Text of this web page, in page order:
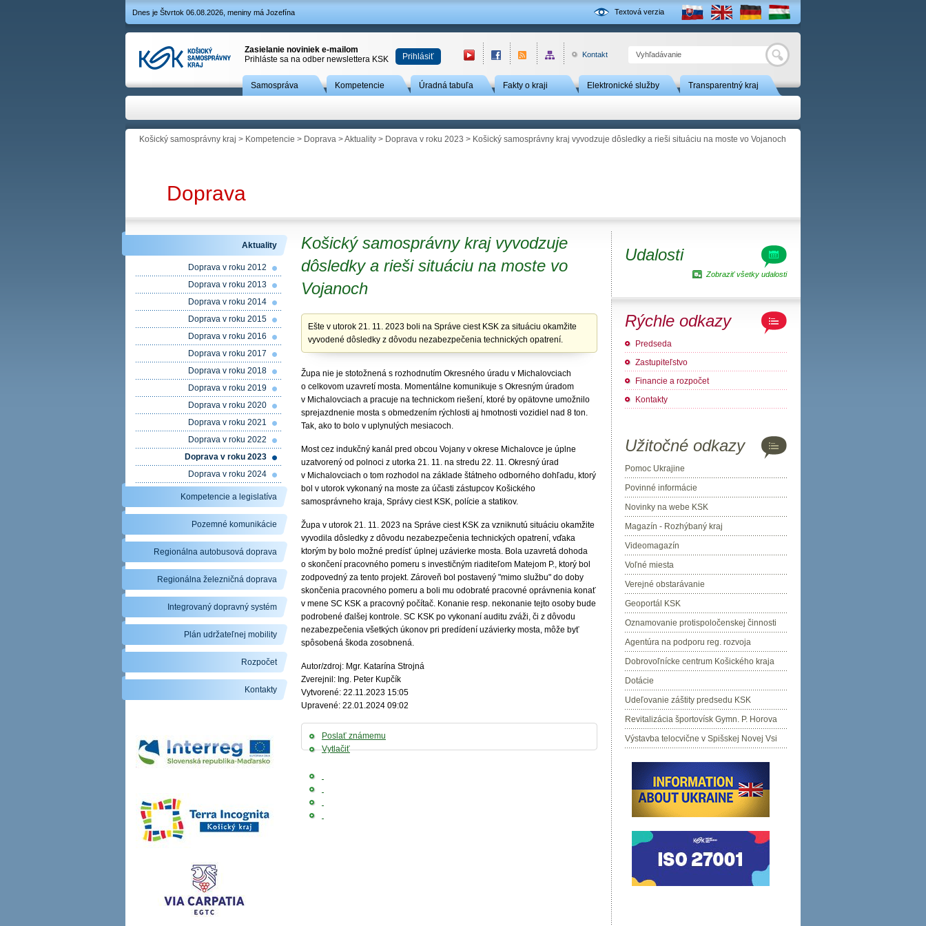
Textová verzia
Dnes je Štvrtok 06.08.2026, meniny má Jozefína
Hľadať
Zasielanie noviniek e-mailom
Prihláste sa na odber newslettera KSK
Prihlásiť Kontakt
Samospráva Kompetencie Úradná tabuľa Fakty o kraji Elektronické služby Transparentný kraj
Košický samosprávny kraj > Kompetencie > Doprava >Aktuality > Doprava v roku 2023 > Košický samosprávny kraj vyvodzuje dôsledky a rieši situáciu na moste vo Vojanoch
Doprava
Košický samosprávny kraj vyvodzuje
dôsledky a rieši situáciu na moste vo
Vojanoch
Ešte v utorok 21. 11. 2023 boli na Správe ciest KSK za situáciu okamžite
vyvodené dôsledky z dôvodu nezabezpečenia technických opatrení.
Župa nie je stotožnená s rozhodnutím Okresného úradu v Michalovciach
o celkovom uzavretí mosta. Momentálne komunikuje s Okresným úradom
v Michalovciach a pracuje na technickom riešení, ktoré by opätovne umožnilo
sprejazdnenie mosta s obmedzením rýchlosti aj hmotnosti vozidiel nad 8 ton.
Tak, ako to bolo v uplynulých mesiacoch.
Most cez indukčný kanál pred obcou Vojany v okrese Michalovce je úplne
uzatvorený od polnoci z utorka 21. 11. na stredu 22. 11. Okresný úrad
v Michalovciach o tom rozhodol na základe štátneho odborného dohľadu, ktorý
bol v utorok vykonaný na moste za účasti zástupcov Košického
samosprávneho kraja, Správy ciest KSK, polície a statikov.
Župa v utorok 21. 11. 2023 na Správe ciest KSK za vzniknutú situáciu okamžite
vyvodila dôsledky z dôvodu nezabezpečenia technických opatrení, vďaka
ktorým by bolo možné predísť úplnej uzávierke mosta. Bola uzavretá dohoda
o skončení pracovného pomeru s investičným riaditeľom Matejom P., ktorý bol
zodpovedný za tento projekt. Zároveň bol postavený "mimo službu" do doby
skončenia pracovného pomeru a boli mu odobraté pracovné oprávnenia konať
v mene SC KSK a pracovný počítač. Konanie resp. nekonanie tejto osoby bude
podrobené ďalšej kontrole. SC KSK po vykonaní auditu zváži, či z dôvodu
nezabezpečenia všetkých úkonov pri predídení uzávierky mosta, môže byť
spôsobená škoda zosobnená.
Autor/zdroj: Mgr. Katarína Strojná
Zverejnil: Ing. Peter Kupčík
Vytvorené: 22.11.2023 15:05
Upravené: 22.01.2024 09:02
Poslať známemu
Vytlačiť
Aktuality
Doprava v roku 2012
Doprava v roku 2013
Doprava v roku 2014
Doprava v roku 2015
Doprava v roku 2016
Doprava v roku 2017
Doprava v roku 2018
Doprava v roku 2019
Doprava v roku 2020
Doprava v roku 2021
Doprava v roku 2022
Doprava v roku 2023
Doprava v roku 2024
Kompetencie a legislatíva
Pozemné komunikácie
Regionálna autobusová doprava
Regionálna železničná doprava
Integrovaný dopravný systém
Plán udržateľnej mobility
Rozpočet
Kontakty
Udalosti
Zobraziť všetky udalosti
Rýchle odkazy
Predseda
Zastupiteľstvo
Financie a rozpočet
Kontakty
Užitočné odkazy
Pomoc Ukrajine
Povinné informácie
Novinky na webe KSK
Magazín - Rozhýbaný kraj
Videomagazín
Voľné miesta
Verejné obstarávanie
Geoportál KSK
Oznamovanie protispoločenskej činnosti
Agentúra na podporu reg. rozvoja
Dobrovoľnícke centrum Košického kraja
Dotácie
Udeľovanie záštity predsedu KSK
Revitalizácia športovísk Gymn. P. Horova
Výstavba telocvične v Spišskej Novej Vsi